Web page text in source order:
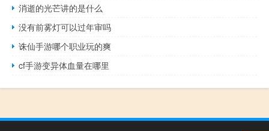
消逝的光芒讲的是什么
没有前雾灯可以过年审吗
诛仙手游哪个职业玩的爽
cf手游变异体血量在哪里